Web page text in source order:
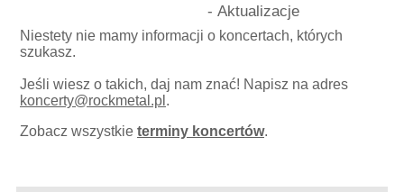
- Aktualizacje
Niestety nie mamy informacji o koncertach, których
szukasz.
Jeśli wiesz o takich, daj nam znać! Napisz na adres
koncerty@rockmetal.pl .
Zobacz wszystkieterminy koncertów.